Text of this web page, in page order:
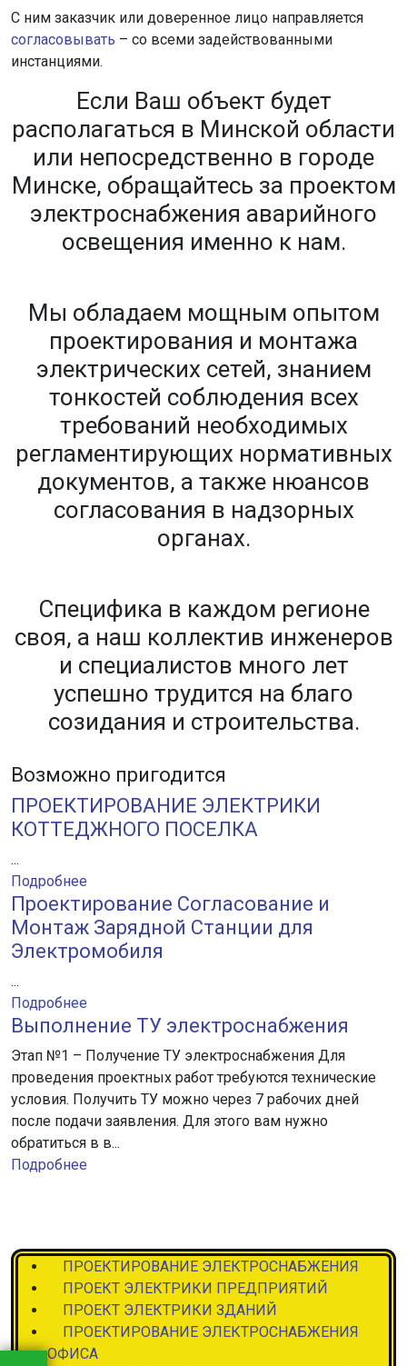
С ним заказчик или доверенное лицо направляется
согласовывать – со всеми задействованными
инстанциями.
Если Ваш объект будет
располагаться в Минской области
или непосредственно в городе
Минске, обращайтесь за проектом
электроснабжения аварийного
освещения именно к нам.
Мы обладаем мощным опытом
проектирования и монтажа
электрических сетей, знанием
тонкостей соблюдения всех
требований необходимых
регламентирующих нормативных
документов, а также нюансов
согласования в надзорных
органах.
Специфика в каждом регионе
своя, а наш коллектив инженеров
и специалистов много лет
успешно трудится на благо
созидания и строительства.
Возможно пригодится
ПРОЕКТИРОВАНИЕ ЭЛЕКТРИКИ
КОТТЕДЖНОГО ПОСЕЛКА
...
Подробнее
Проектирование Согласование и
Монтаж Зарядной Станции для
Электромобиля
...
Подробнее
Выполнение ТУ электроснабжения
Этап №1 – Получение ТУ электроснабжения Для
проведения проектных работ требуются технические
условия. Получить ТУ можно через 7 рабочих дней
после подачи заявления. Для этого вам нужно
обратиться в в...
Подробнее
ПРОЕКТИРОВАНИЕ ЭЛЕКТРОСНАБЖЕНИЯ
ПРОЕКТ ЭЛЕКТРИКИ ПРЕДПРИЯТИЙ
ПРОЕКТ ЭЛЕКТРИКИ ЗДАНИЙ
ПРОЕКТИРОВАНИЕ ЭЛЕКТРОСНАБЖЕНИЯ
ОФИСА